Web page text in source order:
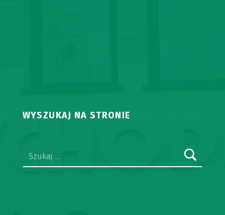
WYSZUKAJ NA STRONIE